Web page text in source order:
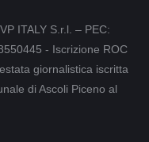
ITALY S.r.l. – PEC:
- Iscrizione ROC
giornalistica iscritta
di Ascoli Piceno al